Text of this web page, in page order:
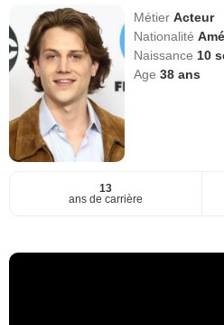
MétierActeur
Nationalité
Naissance 10
Age38 ans
13
ans de carrière